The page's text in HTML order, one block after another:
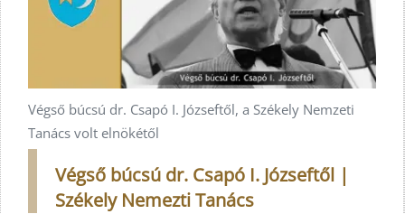
Végső búcsú dr. Csapó I. Józseftől, a Székely Nemzeti
Tanács volt elnökétől
Végső búcsú dr. Csapó I. Józseftől |
Székely Nemezti Tanács